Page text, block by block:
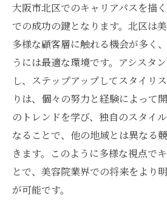
大阪市北区でのキャリアパスを描
での成功の鍵となります。北区は
多様な顧客層に触れる機会が多く
うには最適な環境です。アシスタ
し、ステップアップしてスタイリ
りは、個々の努力と経験によって
のトレンドを学び、独自のスタイ
なることで、他の地域とは異なる
きます。このように多様な視点で
とで、美容院業界での将来をより
が可能です。